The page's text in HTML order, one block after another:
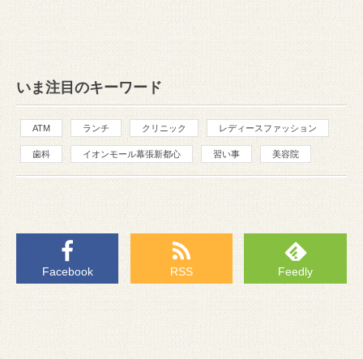
いま注目のキーワード
ATM ランチ クリニック レディースファッション
歯科 イオンモール幕張新都心 習い事 美容院
Facebook RSS Feedly